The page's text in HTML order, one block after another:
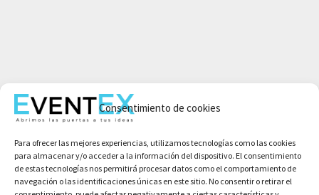
Consentimiento de cookies
Para ofrecer las mejores experiencias, utilizamos tecnologías como las cookies
para almacenar y/o acceder a la información del dispositivo. El consentimiento
de estas tecnologías nos permitirá procesar datos como el comportamiento de
navegación o las identificaciones únicas en este sitio. No consentir o retirar el
Aviso legal
Condiciones de compra
Política de cookies